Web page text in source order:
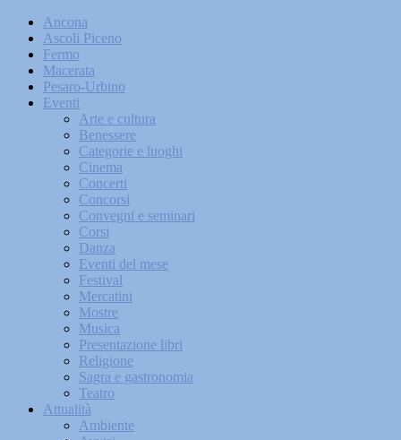
Ancona
Ascoli Piceno
Fermo
Macerata
Pesaro-Urbino
Eventi
Arte e cultura
Benessere
Categorie e luoghi
Cinema
Concerti
Concorsi
Convegni e seminari
Corsi
Danza
Eventi del mese
Festival
Mercatini
Mostre
Musica
Presentazione libri
Religione
Sagra e gastronomia
Teatro
Attualità
Ambiente